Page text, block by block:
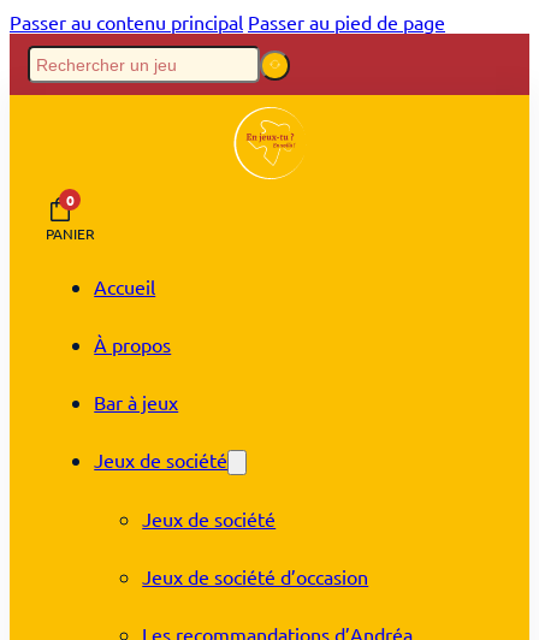
Passer au contenu principal Passer au pied de page
0
PANIER
Accueil
À propos
Bar à jeux
Jeux de société
Jeux de société
Jeux de société d’occasion
Les recommandations d’Andréa